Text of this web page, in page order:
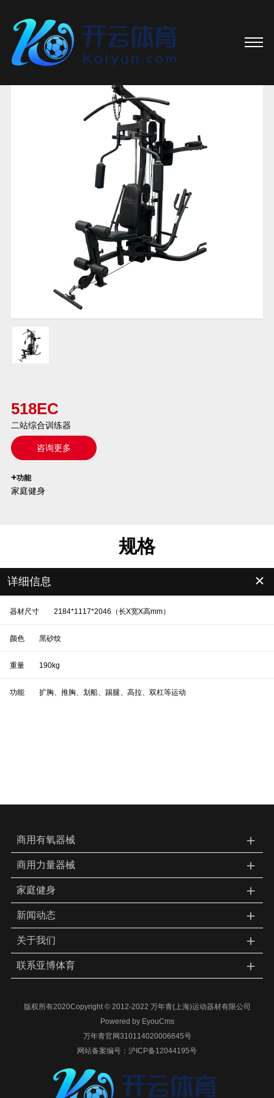
518EC
二站综合训练器
咨询更多
`
+功能
家庭健身
规格
详细信息 ＋
器材尺寸 2184*1117*2046（长X宽X高mm）
颜色 黑砂纹
重量 190kg
功能 扩胸、推胸、划船、踢腿、高拉、双杠等运动
商用有氧器械 ＋
商用力量器械 ＋
家庭健身 ＋
新闻动态 ＋
关于我们 ＋
联系亚博体育 ＋
版权所有2020Copyright © 2012-2022 万年青(上海)运动器材有限公司
Powered by EyouCms
万年青官网310114020006645号
网站备案编号： 沪ICP备12044195号